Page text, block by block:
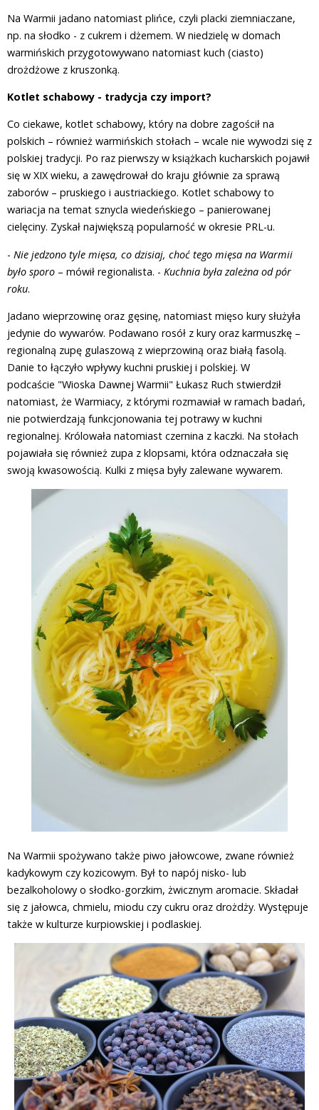
Na Warmii jadano natomiast plińce, czyli placki ziemniaczane,
np. na słodko - z cukrem i dżemem. W niedzielę w domach
warmińskich przygotowywano natomiast kuch (ciasto)
drożdżowe z kruszonką.
Kotlet schabowy - tradycja czy import?
Co ciekawe, kotlet schabowy, który na dobre zagościł na
polskich – również warmińskich stołach – wcale nie wywodzi się z
polskiej tradycji. Po raz pierwszy w książkach kucharskich pojawił
się w XIX wieku, a zawędrował do kraju głównie za sprawą
zaborów – pruskiego i austriackiego. Kotlet schabowy to
wariacja na temat sznycla wiedeńskiego – panierowanej
cielęciny. Zyskał największą popularność w okresie PRL-u.
- Nie jedzono tyle mięsa, co dzisiaj, choć tego mięsa na Warmii
było sporo – mówił regionalista. - Kuchnia była zależna od pór
roku.
Jadano wieprzowinę oraz gęsinę, natomiast mięso kury służyła
jedynie do wywarów. Podawano rosół z kury oraz karmuszkę –
regionalną zupę gulaszową z wieprzowiną oraz białą fasolą.
Danie to łączyło wpływy kuchni pruskiej i polskiej. W
podcaście "Wioska Dawnej Warmii" Łukasz Ruch stwierdził
natomiast, że Warmiacy, z którymi rozmawiał w ramach badań,
nie potwierdzają funkcjonowania tej potrawy w kuchni
regionalnej. Królowała natomiast czernina z kaczki. Na stołach
pojawiała się również zupa z klopsami, która odznaczała się
swoją kwasowością. Kulki z mięsa były zalewane wywarem.
Na Warmii spożywano także piwo jałowcowe, zwane również
kadykowym czy kozicowym. Był to napój nisko- lub
bezalkoholowy o słodko-gorzkim, żwicznym aromacie. Składał
się z jałowca, chmielu, miodu czy cukru oraz drożdży. Występuje
także w kulturze kurpiowskiej i podlaskiej.